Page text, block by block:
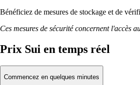
Bénéficiez de mesures de stockage et de
Ces mesures de sécurité concernent l'accès
Prix Sui en temps réel
Commencez en quelques minutes